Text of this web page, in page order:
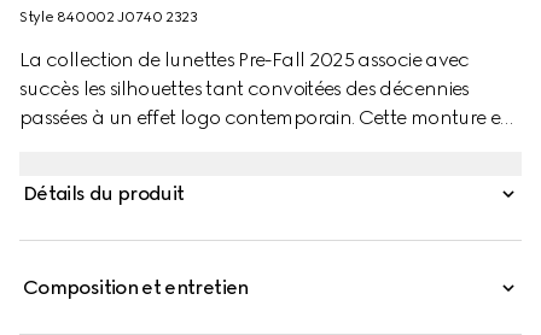
Style ‎840002 J0740 2323
La collection de lunettes Pre-Fall 2025 associe avec
succès les silhouettes tant convoitées des décennies
passées à un effet logo contemporain. Cette monture en
Détails du produit
Composition et entretien